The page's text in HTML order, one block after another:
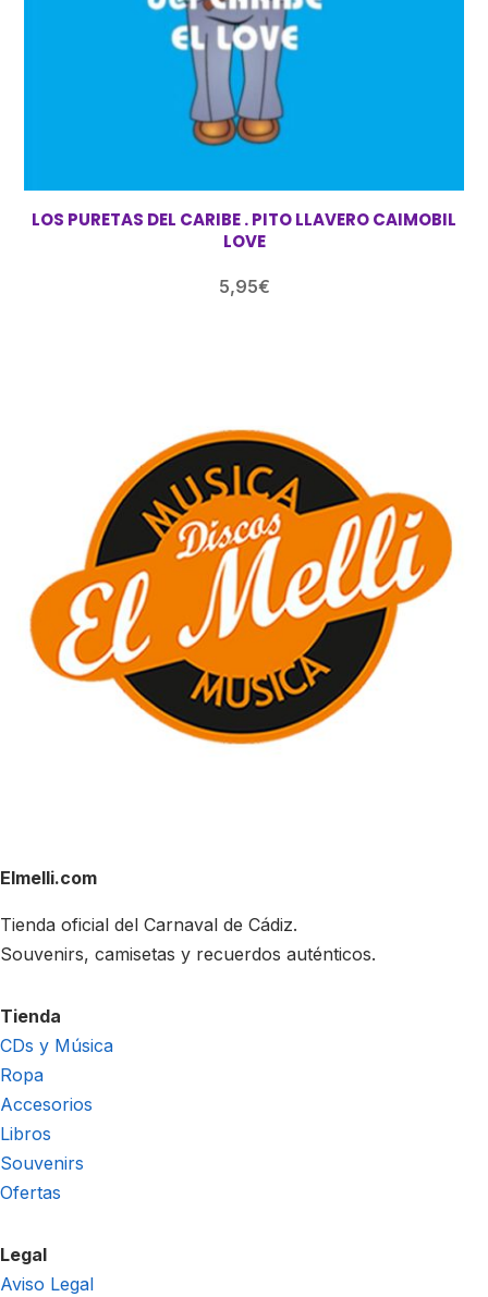
LOS PURETAS DEL CARIBE . PITO LLAVERO CAIMOBIL
LOVE
5,95€
Elmelli.com
Tienda oficial del Carnaval de Cádiz.
Souvenirs, camisetas y recuerdos auténticos.
Tienda
CDs y Música
Ropa
Accesorios
Libros
Souvenirs
Ofertas
Legal
Aviso Legal